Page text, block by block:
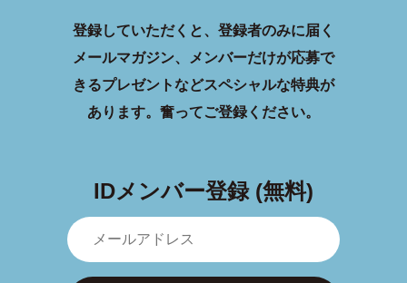
登録していただくと、登録者のみに届く
メールマガジン、メンバーだけが応募で
きるプレゼントなどスペシャルな特典が
あります。 奮ってご登録ください。
IDメンバー登録 (無料)